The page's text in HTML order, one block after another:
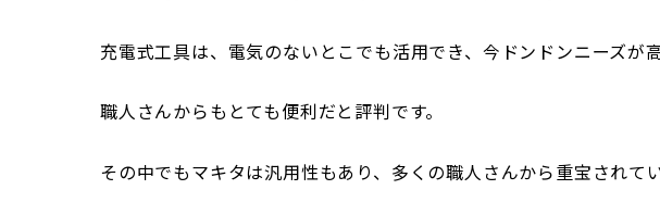
充電式工具は、電気のないとこでも活用でき、今ドンドンニーズが高
職人さんからもとても便利だと評判です。
その中でもマキタは汎用性もあり、多くの職人さんから重宝されてい